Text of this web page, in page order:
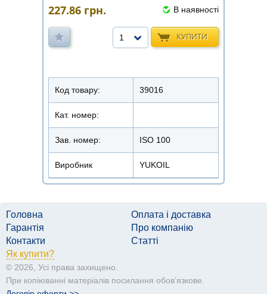
227.86 грн. В наявності
КУПИТИ
1
Код товару: 39016
Кат. номер:
Зав. номер: ISO 100
Виробник YUKOIL
Головна
Оплата і доставка
Гарантія
Про компанію
Контакти
Статті
Як купити?
© 2026, Усі права захищено.
При копіюванні матеріалів посилання обовʼязкове.